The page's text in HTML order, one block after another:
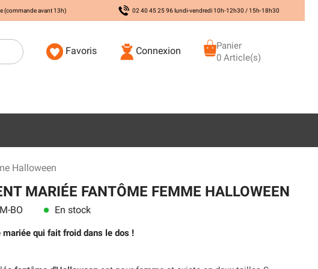
(commande avant 13h) 02 40 45 25 96 lundi-vendredi 10h-12h30 / 15h-18h30
Favoris Connexion
Panier
0 Article(s)
Halloween
MARIÉE FANTÔME FEMME HALLOWEEN
BO lens En stock
mariée qui fait froid dans le dos !